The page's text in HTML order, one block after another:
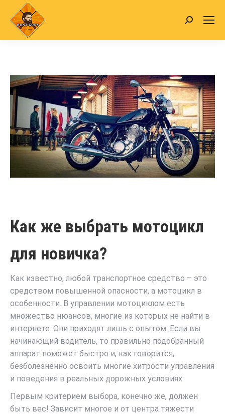
Search:
Как же выбрать мотоцикл
для новичка?
Как известно, любой транспортное средство – это
средством повышенной опасности, а мотоцикл в
особенности. В управлении мотоциклом есть
множество нюансов, многие из которых не найти в
интернете. Они приходят лишь с опытом. Если вы
начинающий водитель, то правильно подобранный
аппарат поможет быстро и, как говорится,
безболезненно освоить многие хитрости управления
и поведения в реальных дорожных условиях.
Первым критерием выбора, конечно же, должен
быть вес! Зависит многое и от центра тяжести